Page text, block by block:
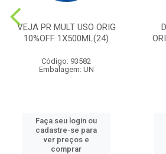
VEJA PR MULT USO ORIG
10%OFF 1X500ML(24)
Código: 93582
Embalagem: UN
Faça seu login ou
cadastre-se para
ver preços e
comprar